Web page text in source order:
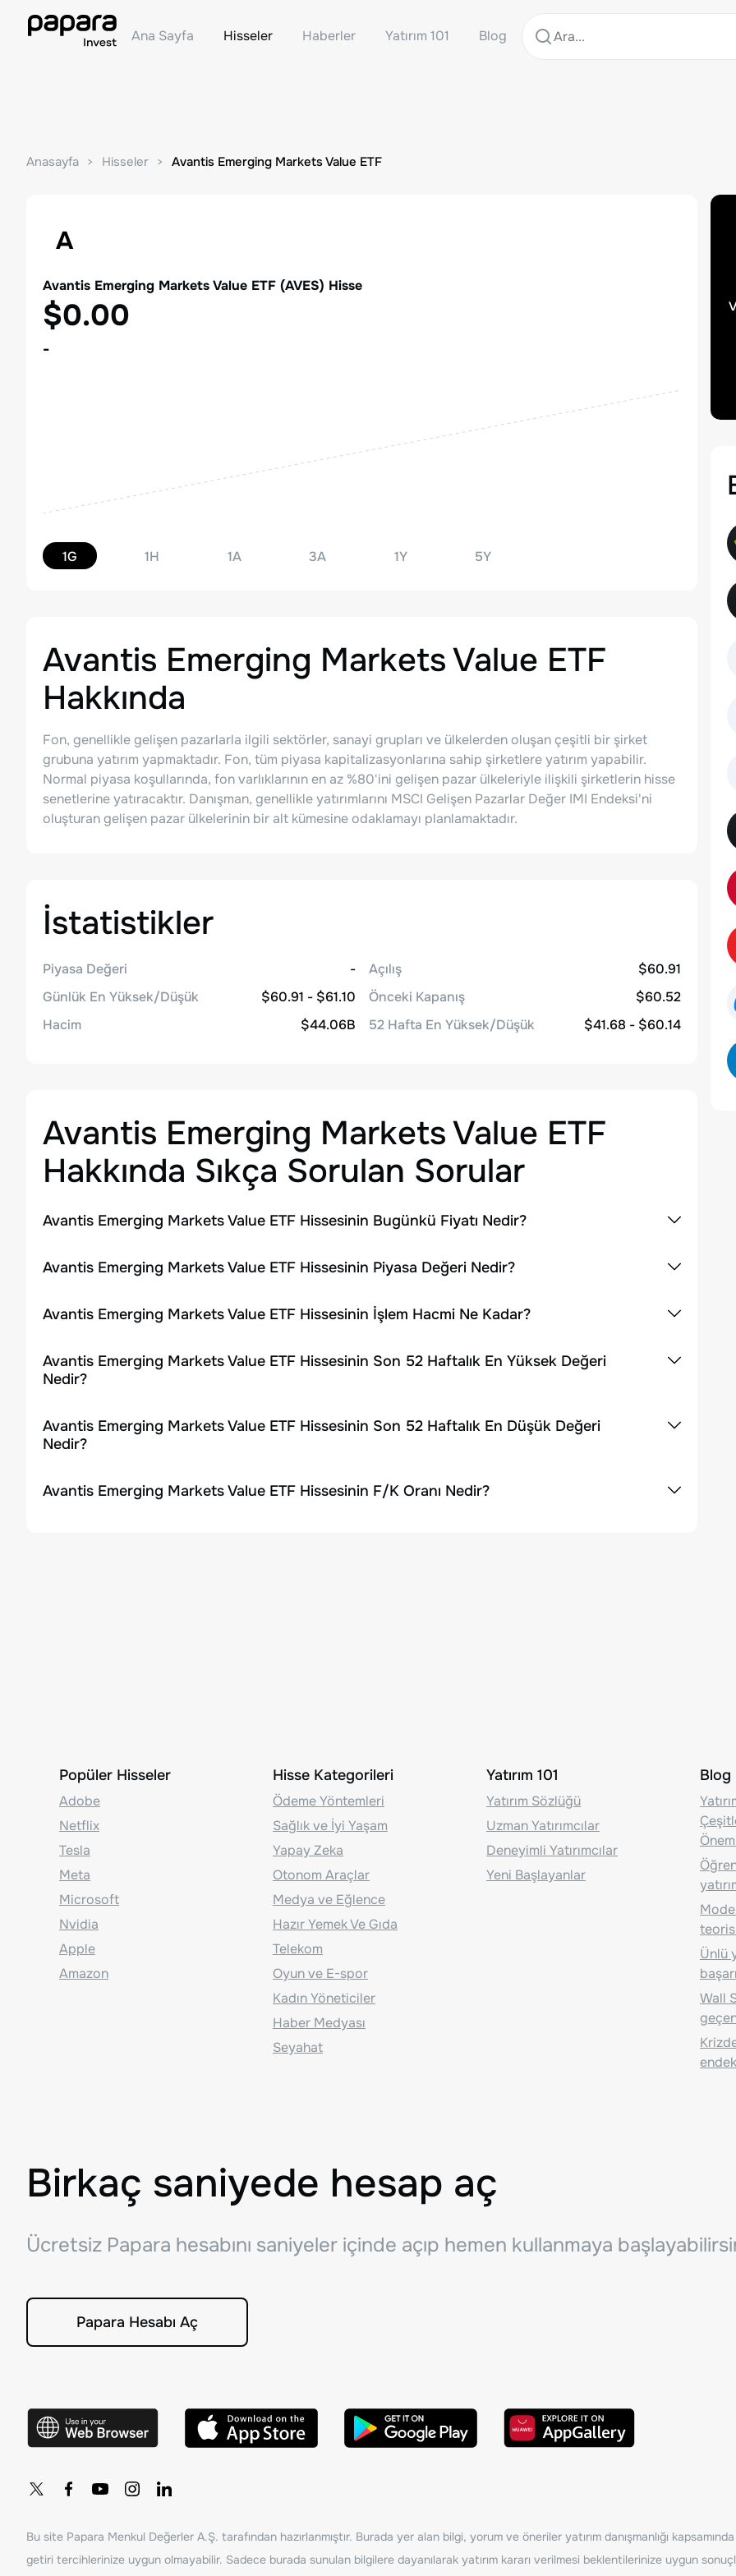
Ana Sayfa Hisseler Haberler Yatırım 101 Blog
Anasayfa Hisseler Avantis Emerging Markets Value ETF
A
Avantis Emerging Markets Value ETF (AVES) Hisse
$0.00
-
1G 1H 1A 3A 1Y 5Y
Avantis Emerging Markets Value ETF
Hakkında
Fon, genellikle gelişen pazarlarla ilgili sektörler, sanayi grupları ve ülkelerden oluşan çeşitli bir şirket
grubuna yatırım yapmaktadır. Fon, tüm piyasa kapitalizasyonlarına sahip şirketlere yatırım yapabilir.
Normal piyasa koşullarında, fon varlıklarının en az %80'ini gelişen pazar ülkeleriyle ilişkili şirketlerin hisse
senetlerine yatıracaktır. Danışman, genellikle yatırımlarını MSCI Gelişen Pazarlar Değer IMI Endeksi'ni
oluşturan gelişen pazar ülkelerinin bir alt kümesine odaklamayı planlamaktadır.
İstatistikler
Piyasa Değeri
-
Günlük En Yüksek/Düşük
$60.91 - $61.10
Hacim
$44.06B
Açılış
$60.91
Önceki Kapanış
$60.52
52 Hafta En Yüksek/Düşük
$41.68 - $60.14
Avantis Emerging Markets Value ETF
Hakkında Sıkça Sorulan Sorular
Avantis Emerging Markets Value ETF Hissesinin Bugünkü Fiyatı Nedir?
Avantis Emerging Markets Value ETF Hissesinin Piyasa Değeri Nedir?
Avantis Emerging Markets Value ETF Hissesinin İşlem Hacmi Ne Kadar?
Avantis Emerging Markets Value ETF Hissesinin Son 52 Haftalık En Yüksek Değeri
Nedir?
Avantis Emerging Markets Value ETF Hissesinin Son 52 Haftalık En Düşük Değeri
Nedir?
Avantis Emerging Markets Value ETF Hissesinin F/K Oranı Nedir?
Popüler Hisseler
Adobe
Netflix
Tesla
Meta
Microsoft
Nvidia
Apple
Amazon
Hisse Kategorileri
Ödeme Yöntemleri
Sağlık ve İyi Yaşam
Yapay Zeka
Otonom Araçlar
Medya ve Eğlence
Hazır Yemek Ve Gıda
Telekom
Oyun ve E-spor
Kadın Yöneticiler
Haber Medyası
Seyahat
Yatırım 101
Yatırım Sözlüğü
Uzman Yatırımcılar
Deneyimli Yatırımcılar
Yeni Başlayanlar
Blog
Ünlü
Wall
Birkaç saniyede hesap aç
Ücretsiz Papara hesabını saniyeler içinde açıp hemen kullanmaya
Papara Hesabı Aç
Bu site Papara Menkul Değerler A.Ş. tarafından hazırlanmıştır. Burada yer alan bilgi, yorum ve öneriler yatırım danışmanlığı
getiri tercihlerinize uygun olmayabilir. Sadece burada sunulan bilgilere dayanılarak yatırım kararı verilmesi beklentilerinize uygun